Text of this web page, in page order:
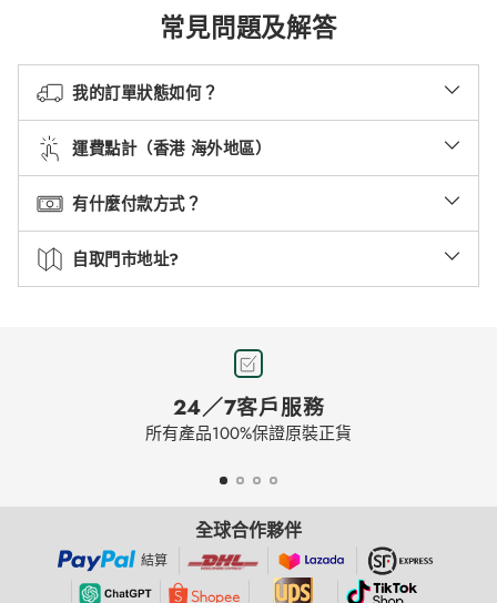
常見問題及解答
我的訂單狀態如何？
運費點計（香港 海外地區）
有什麼付款方式？
自取門市地址?
24／7客戶服務
所有產品100%保證原裝正貨
全球合作夥伴
結算